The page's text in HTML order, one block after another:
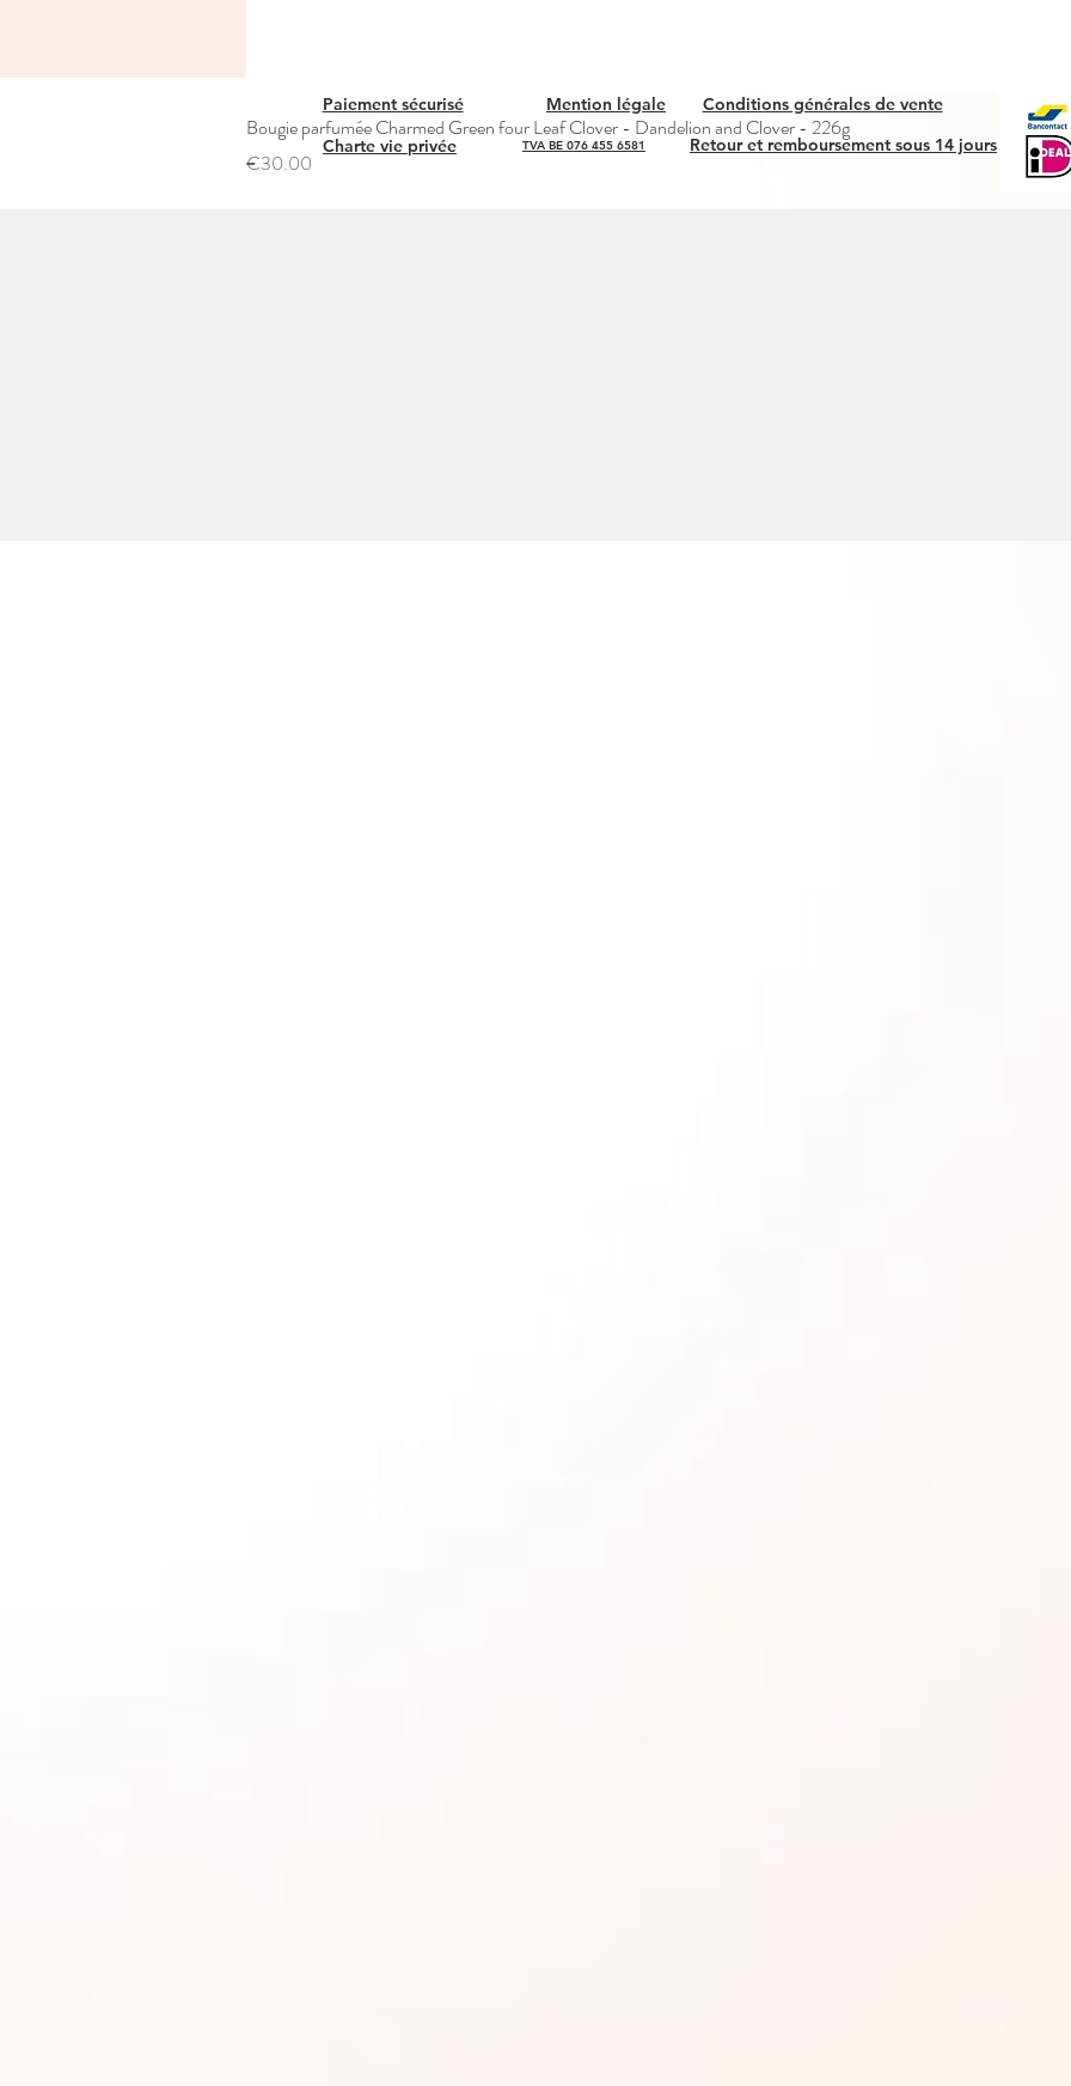
Quick View
Bougie parfumée Charmed Green four Leaf Clover - Dandelion and Clover - 226g
Price
€30.00
Paiement sécurisé Mention légale
Conditions générales de vente
Charte vie privée
Retour et remboursement sous 14 jours
TVA BE 076 455 6581